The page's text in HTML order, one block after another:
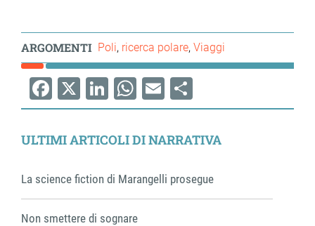
ARGOMENTI Poli ricerca polare Viaggi
Facebook
X LinkedIn
WhatsApp
EmailShare
ULTIMI ARTICOLI DI NARRATIVA
La science fiction di Marangelli prosegue
Non smettere di sognare